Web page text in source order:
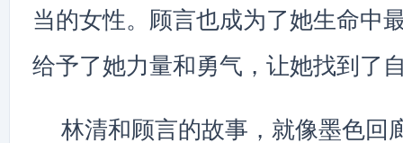
当的女性。顾言也成为了她生命中
给予了她力量和勇气，让她找到了
林清和顾言的故事，就像墨色回